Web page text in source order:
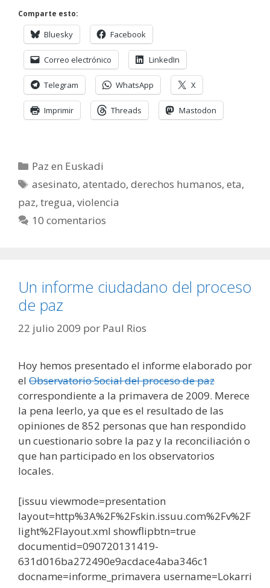
Comparte esto:
Bluesky Facebook
Correo electrónico LinkedIn
Telegram WhatsApp X
Imprimir Threads Mastodon
Categorías
Paz en Euskadi
Etiquetas
asesinato,atentado,derechos humanos,eta,
paz, tregua, violencia
10 comentarios
Un informe ciudadano del proceso
de paz
22 julio 2009 por Paul Rios
Hoy hemos presentado el informe elaborado por
el Observatorio Social del proceso de paz
correspondiente a la primavera de 2009. Merece
la pena leerlo, ya que es el resultado de las
opiniones de 852 personas que han respondido
un cuestionario sobre la paz y la reconciliación o
que han participado en los observatorios
locales.
[issuu viewmode=presentation
layout=http%3A%2F%2Fskin.issuu.com%2Fv%2F
light%2Flayout.xml showflipbtn=true
documentid=090720131419-
631d016ba272490e9acdace4aba346c1
docname=informe_primavera username=Lokarri